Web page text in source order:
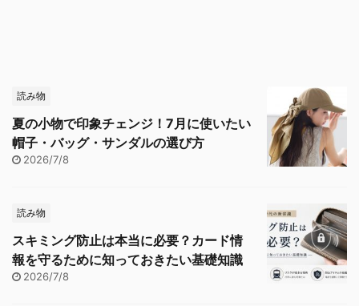
読み物
夏の小物で印象チェンジ！7月に使いたい
帽子・バッグ・サンダルの選び方
2026/7/8
読み物
スキミング防止は本当に必要？カード情
報を守るために知っておきたい基礎知識
2026/7/8